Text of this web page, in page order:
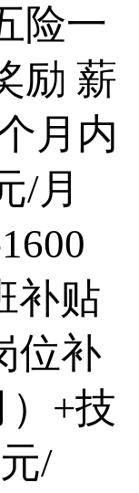
险一
励 薪
月内
/月
补贴
位补
）+技
/